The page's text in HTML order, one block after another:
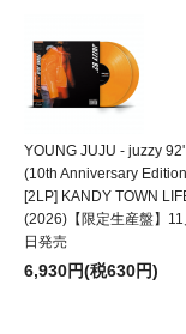
YOUNG JUJU - juzzy 92'
(10th Anniversary
[2LP] KANDY TOWN
(2026)【限定生産盤】11
日発売
6,930円(税630円)